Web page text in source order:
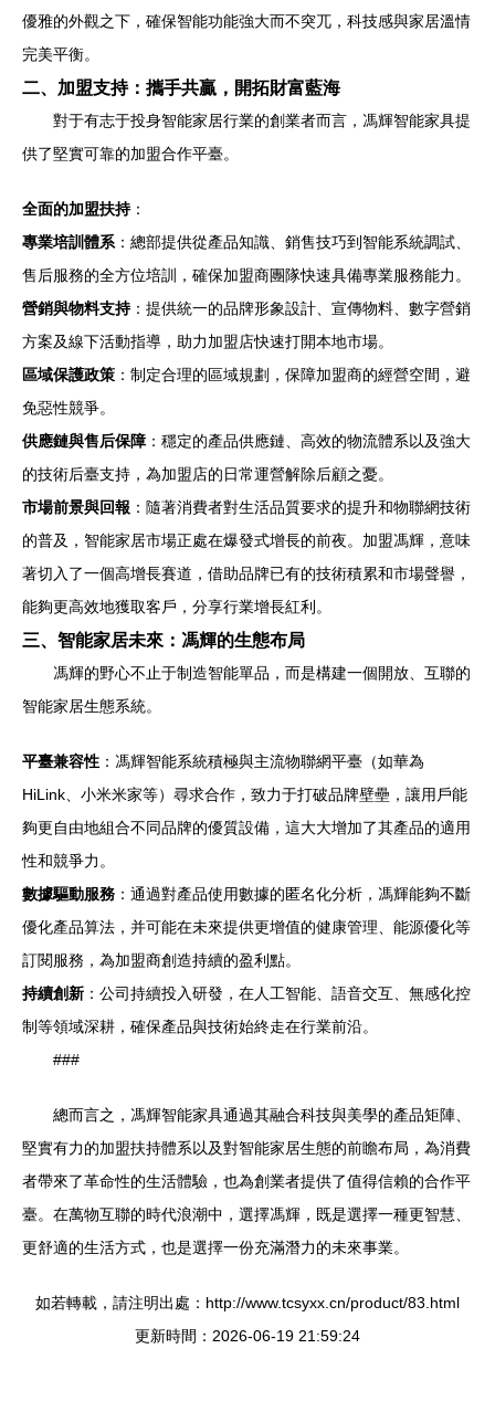
優雅的外觀之下，確保智能功能強大而不突兀，科技感與家居溫情
完美平衡。
二、加盟支持：攜手共贏，開拓財富藍海
對于有志于投身智能家居行業的創業者而言，馮輝智能家具提
供了堅實可靠的加盟合作平臺。
全面的加盟扶持：
專業培訓體系 ：總部提供從產品知識、銷售技巧到智能系統調試、
售后服務的全方位培訓，確保加盟商團隊快速具備專業服務能力。
營銷與物料支持：提供統一的品牌形象設計、宣傳物料、數字營銷
方案及線下活動指導，助力加盟店快速打開本地市場。
區域保護政策 ：制定合理的區域規劃，保障加盟商的經營空間，避
免惡性競爭。
供應鏈與售后保障 ：穩定的產品供應鏈、高效的物流體系以及強大
的技術后臺支持，為加盟店的日常運營解除后顧之憂。
市場前景與回報 ：隨著消費者對生活品質要求的提升和物聯網技術
的普及，智能家居市場正處在爆發式增長的前夜。加盟馮輝，意味
著切入了一個高增長賽道，借助品牌已有的技術積累和市場聲譽，
能夠更高效地獲取客戶，分享行業增長紅利。
三、智能家居未來：馮輝的生態布局
馮輝的野心不止于制造智能單品，而是構建一個開放、互聯的
智能家居生態系統。
平臺兼容性 ：馮輝智能系統積極與主流物聯網平臺（如華為
HiLink、小米米家等）尋求合作，致力于打破品牌壁壘，讓用戶能
夠更自由地組合不同品牌的優質設備，這大大增加了其產品的適用
性和競爭力。
數據驅動服務 ：通過對產品使用數據的匿名化分析，馮輝能夠不斷
優化產品算法，并可能在未來提供更增值的健康管理、能源優化等
訂閱服務，為加盟商創造持續的盈利點。
持續創新 ：公司持續投入研發，在人工智能、語音交互、無感化控
制等領域深耕，確保產品與技術始終走在行業前沿。
###
總而言之，馮輝智能家具通過其融合科技與美學的產品矩陣、
堅實有力的加盟扶持體系以及對智能家居生態的前瞻布局，為消費
者帶來了革命性的生活體驗，也為創業者提供了值得信賴的合作平
臺。在萬物互聯的時代浪潮中，選擇馮輝，既是選擇一種更智慧、
更舒適的生活方式，也是選擇一份充滿潛力的未來事業。
如若轉載，請注明出處：http://www.tcsyxx.cn/product/83.html
更新時間：2026-06-19 21:59:24